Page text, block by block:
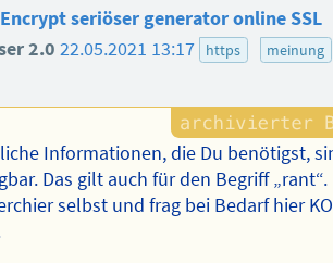
seriöser generator online SSL
2.0 22.05.2021 13:17 https meinung
Informationen, die Du benötigst,
Das gilt auch für den Begriff „rant“.
selbst und frag bei Bedarf hier